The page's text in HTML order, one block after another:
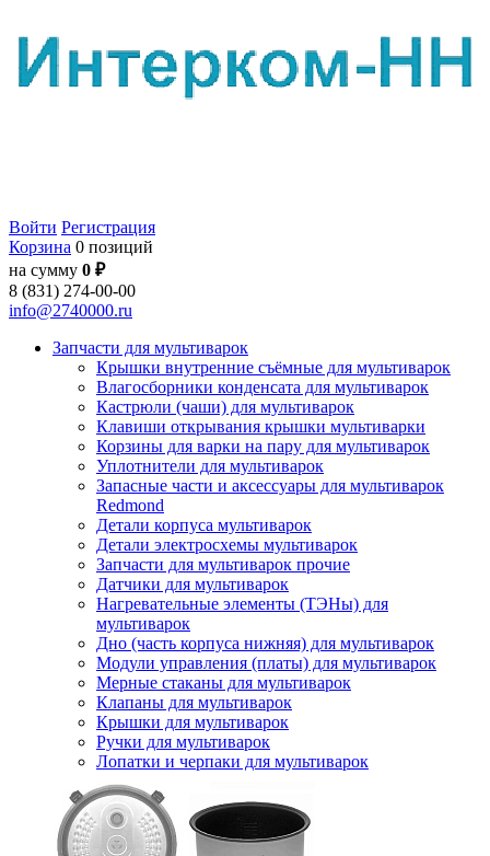
Войти Регистрация
Корзина 0 позиций
на сумму 0 ₽
8 (831) 274-00-00
info@2740000.ru
Запчасти для мультиварок
Крышки внутренние съёмные для мультиварок
Влагосборники конденсата для мультиварок
Кастрюли (чаши) для мультиварок
Клавиши открывания крышки мультиварки
Корзины для варки на пару для мультиварок
Уплотнители для мультиварок
Запасные части и аксессуары для мультиварок
Redmond
Детали корпуса мультиварок
Детали электросхемы мультиварок
Запчасти для мультиварок прочие
Датчики для мультиварок
Нагревательные элементы (ТЭНы) для
мультиварок
Дно (часть корпуса нижняя) для мультиварок
Модули управления (платы) для мультиварок
Мерные стаканы для мультиварок
Клапаны для мультиварок
Крышки для мультиварок
Ручки для мультиварок
Лопатки и черпаки для мультиварок